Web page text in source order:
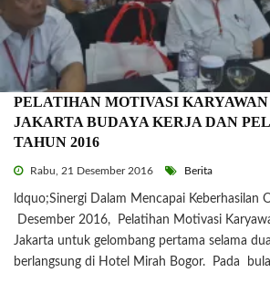
PELATIHAN MOTIVASI
JAKARTA BUDAYA KERJA DAN
TAHUN 2016
Rabu, 21 Desember 2016 Berita
ldquo;Sinergi Dalam Mencapai Keberhasilan
Desember 2016, Pelatihan Motivasi
Jakarta untuk gelombang pertama selama
berlangsung di Hotel Mirah Bogor. Pada